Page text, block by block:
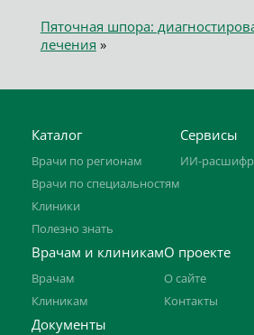
Пяточная шпора:
лечения »
Каталог
Врачи по регионам
Врачи по специальностям
Клиники
Полезно знать
Сервисы
ИИ-
Врачам и клиникам
Врачам
Клиникам
О проекте
О сайте
Контакты
Документы